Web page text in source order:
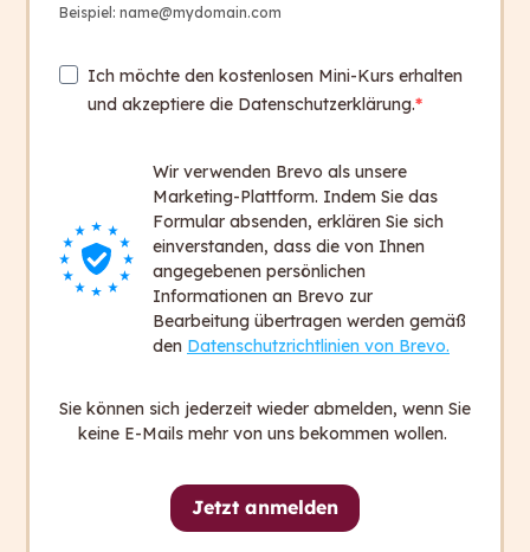
Mehr Reichweite & Wirkung
zugänglich und besser verstanden.
Spart Zeit, Kosten & Ressourcen
Ihre Inhalte werden nur bei Änderungen neu
vereinfacht oder übersetzt.
Die vereinfachten oder übersetzten Inhalte
werden von capito Expert*innen geprüft.
Beispiel: name@mydomain.com
Ich möchte den kostenlosen Mini-Kurs erhalten
und akzeptiere die Datenschutzerklärung.
Wir verwenden Brevo als unsere
Marketing-Plattform. Indem Sie das
Formular absenden, erklären Sie sich
einverstanden, dass die von Ihnen
angegebenen persönlichen
Informationen an Brevo zur
Bearbeitung übertragen werden gemäß
den Datenschutzrichtlinien von Brevo.
Sie können sich jederzeit wieder abmelden, wenn Sie
keine E-Mails mehr von uns bekommen wollen.
Jetzt anmelden